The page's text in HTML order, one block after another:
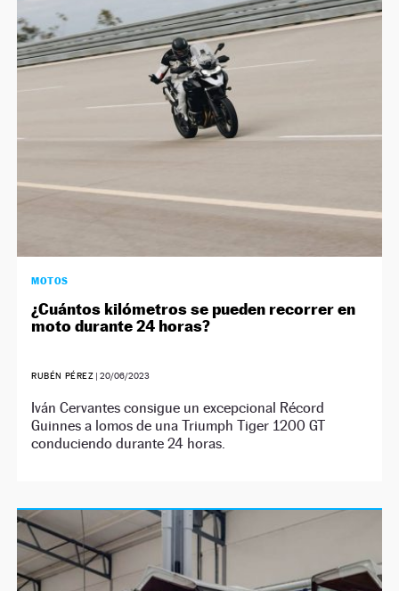
MOTOS
¿Cuántos kilómetros se pueden recorrer en
moto durante 24 horas?
RUBÉN PÉREZ |20/06/2023
Iván Cervantes consigue un excepcional Récord
Guinnes a lomos de una Triumph Tiger 1200 GT
conduciendo durante 24 horas.